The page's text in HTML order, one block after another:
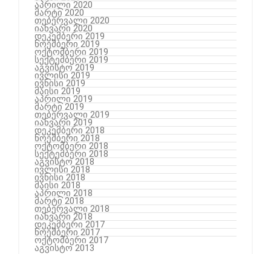
აპრილი 2020
მარტი 2020
თებერვალი 2020
იანვარი 2020
დეკემბერი 2019
ნოემბერი 2019
ოქტომბერი 2019
სექტემბერი 2019
აგვისტო 2019
ივლისი 2019
ივნისი 2019
მაისი 2019
აპრილი 2019
მარტი 2019
თებერვალი 2019
იანვარი 2019
დეკემბერი 2018
ნოემბერი 2018
ოქტომბერი 2018
სექტემბერი 2018
აგვისტო 2018
ივლისი 2018
ივნისი 2018
მაისი 2018
აპრილი 2018
მარტი 2018
თებერვალი 2018
იანვარი 2018
დეკემბერი 2017
ნოემბერი 2017
ოქტომბერი 2017
აგვისტო 2013